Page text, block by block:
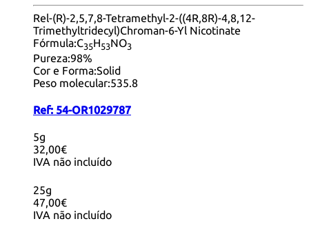
Rel-(R)-2,5,7,8-Tetramethyl-2-((4R,8R)-4,8,12-
Trimethyltridecyl)Chroman-6-Yl Nicotinate
Fórmula:C35H53NO3
Pureza:98%
Cor e Forma:Solid
Peso molecular:535.8
Ref: 54-OR1029787
5g
32,00€
IVA não incluído
25g
47,00€
IVA não incluído